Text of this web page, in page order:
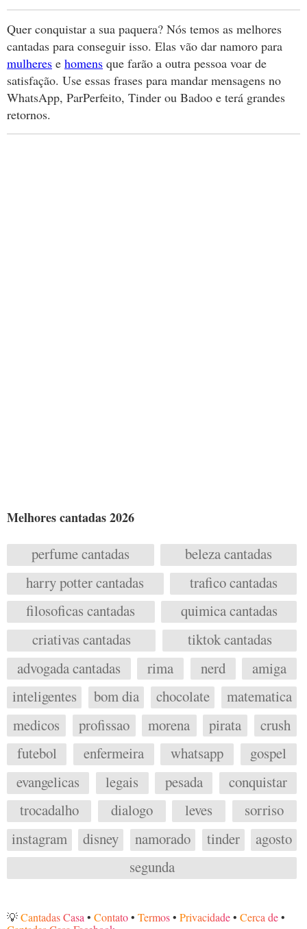
Quer conquistar a sua paquera? Nós temos as melhores
cantadas para conseguir isso. Elas vão dar namoro para
mulheres e homens que farão a outra pessoa voar de
satisfação. Use essas frases para mandar mensagens no
WhatsApp, ParPerfeito, Tinder ou Badoo e terá grandes
retornos.
Melhores cantadas 2026
perfume cantadas
beleza cantadas
harry potter cantadas
trafico cantadas
filosoficas cantadas
quimica cantadas
criativas cantadas
tiktok cantadas
advogada cantadas
rima nerd
amiga
inteligentes
bom dia chocolate
matematica
medicos
profissao morena pirata
crush
futebol
enfermeira whatsapp
gospel
evangelicas
legais pesada
conquistar
trocadalho
dialogo leves
sorriso
instagram
disney namorado tinder
agosto
segunda
💡Cantadas Casa • Contato• Termos• Privacidade• Cerca de•